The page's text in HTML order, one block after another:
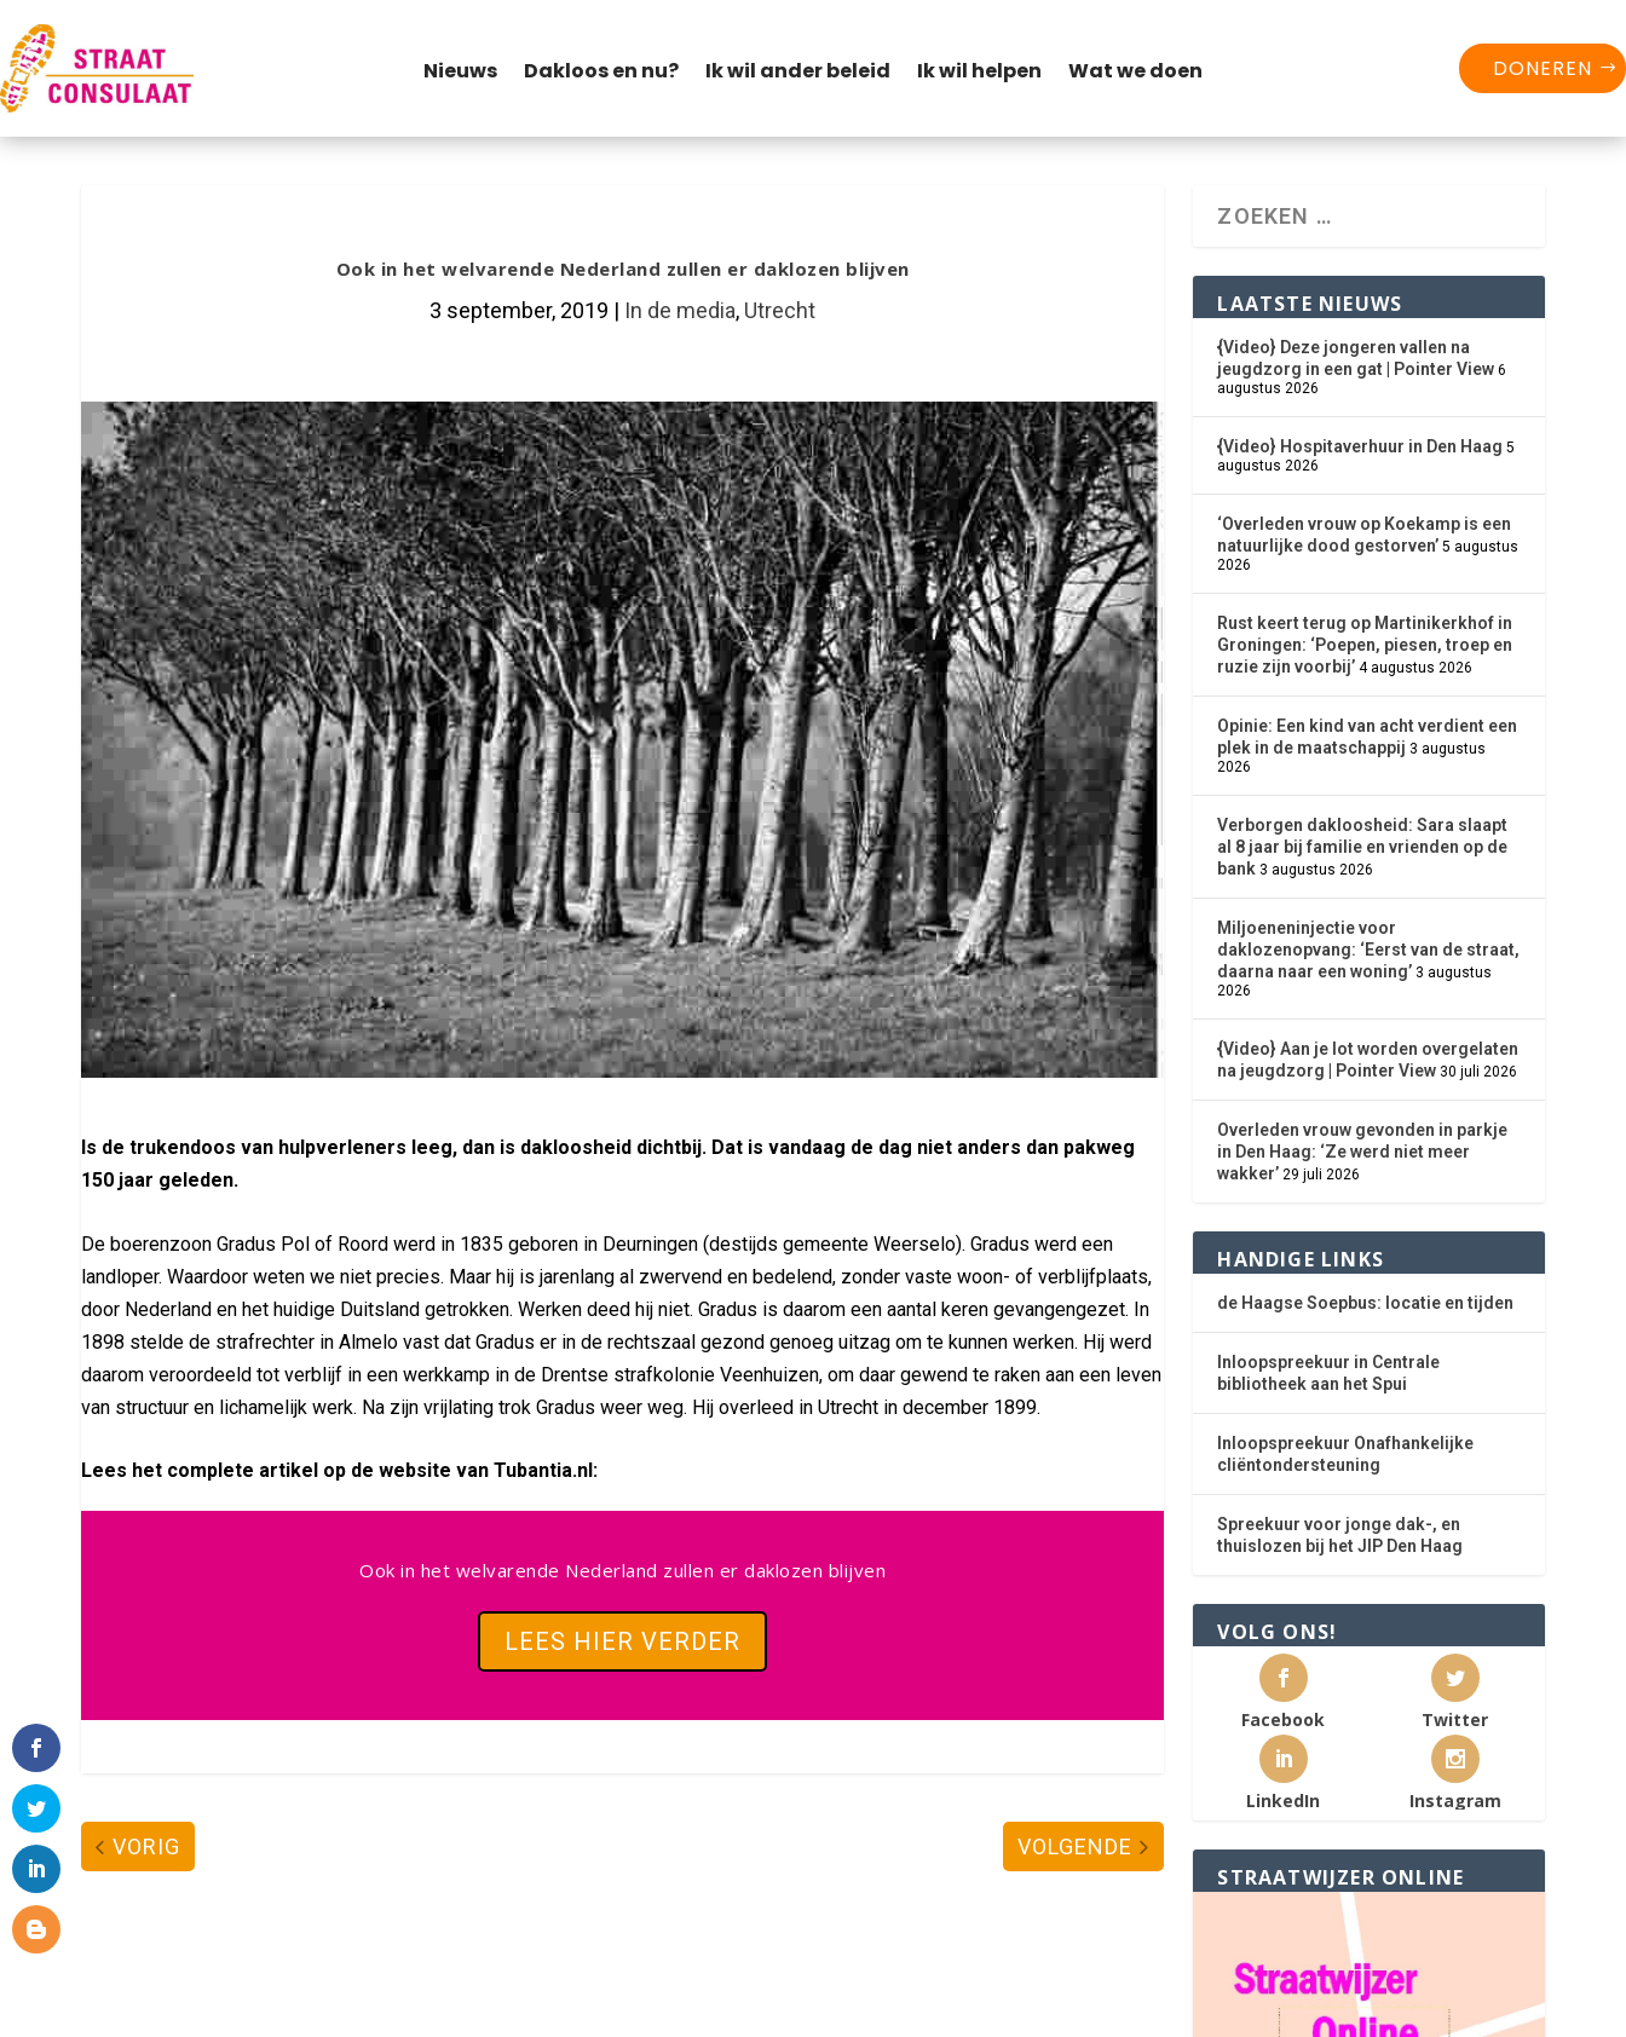
Nieuws Dakloos en nu? Ik wil ander beleid Ik wil helpen Wat we doen DONEREN
Ook in het welvarende Nederland zullen er daklozen blijven
3 september, 2019 | In de media, Utrecht
Is de trukendoos van hulpverleners leeg, dan is dakloosheid dichtbij. Dat is vandaag de dag niet anders dan pakweg
150 jaar geleden.
De boerenzoon Gradus Pol of Roord werd in 1835 geboren in Deurningen (destijds gemeente Weerselo). Gradus werd een
landloper. Waardoor weten we niet precies. Maar hij is jarenlang al zwervend en bedelend, zonder vaste woon- of verblijfplaats,
door Nederland en het huidige Duitsland getrokken. Wer­ken deed hij niet. Gradus is daarom een aantal keren gevangengezet. In
1898 stelde de strafrechter in Almelo vast dat Gradus er in de rechtszaal gezond genoeg uitzag om te kunnen werken. Hij werd
daarom veroordeeld tot verblijf in een werkkamp in de Drentse strafkolonie Veenhuizen, om daar gewend te raken aan een leven
van structuur en lichamelijk werk. Na zijn vrijlating trok Gradus weer weg. Hij overleed in Utrecht in december 1899.
Lees het complete artikel op de website van Tubantia.nl:
Ook in het welvarende Nederland zullen er daklozen blijven
LEES HIER VERDER
VORIG VOLGENDE
LAATSTE NIEUWS
{Video} Deze jongeren vallen na
jeugdzorg in een gat | Pointer View 6
augustus 2026
{Video} Hospitaverhuur in Den Haag 5
augustus 2026
‘Overleden vrouw op Koekamp is een
natuurlijke dood gestorven’ 5 augustus
2026
Rust keert terug op Martinikerkhof in
Groningen: ‘Poepen, piesen, troep en
ruzie zijn voorbij’ 4 augustus 2026
Opinie: Een kind van acht verdient een
plek in de maatschappij 3 augustus
2026
Verborgen dakloosheid: Sara slaapt
al 8 jaar bij familie en vrienden op de
bank 3 augustus 2026
Miljoeneninjectie voor
daklozenopvang: ‘Eerst van de straat,
daarna naar een woning’ 3 augustus
2026
{Video} Aan je lot worden overgelaten
na jeugdzorg | Pointer View 30 juli 2026
Overleden vrouw gevonden in parkje
in Den Haag: ‘Ze werd niet meer
wakker’ 29 juli 2026
HANDIGE LINKS
de Haagse Soepbus: locatie en tijden
Inloopspreekuur in Centrale
bibliotheek aan het Spui
Inloopspreekuur Onafhankelijke
cliëntondersteuning
Spreekuur voor jonge dak-, en
thuislozen bij het JIP Den Haag
VOLG ONS!
Facebook Twitter
LinkedIn Instagram
STRAATWIJZER ONLINE